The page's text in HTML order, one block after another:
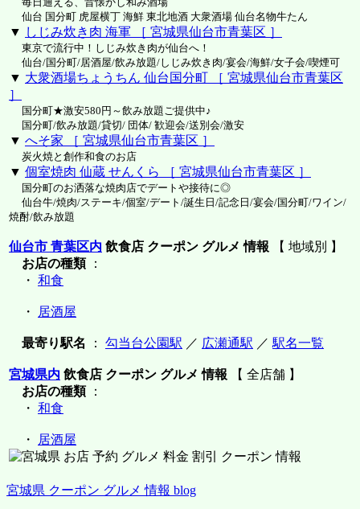
仙台 国分町 虎屋横丁 海鮮 東北地酒 大衆酒場 仙台名物牛たん
▼ しじみ炊き肉 海軍 ［ 宮城県仙台市青葉区 ］
東京で流行中！しじみ炊き肉が仙台へ！
仙台/国分町/居酒屋/飲み放題/しじみ炊き肉/宴会/海鮮/女子会/喫煙可
▼ 大衆酒場ちょうちん 仙台国分町 ［ 宮城県仙台市青葉区
］
国分町★激安580円～飲み放題ご提供中♪
国分町/飲み放題/貸切/ 団体/ 歓迎会/送別会/激安
▼ へそ家 ［ 宮城県仙台市青葉区 ］
炭火焼と創作和食のお店
▼ 個室焼肉 仙蔵 せんくら ［ 宮城県仙台市青葉区 ］
国分町のお洒落な焼肉店でデートや接待に◎
仙台牛/焼肉/ステーキ/個室/デート/誕生日/記念日/宴会/国分町/ワイン/
焼酎/飲み放題
仙台市 青葉区内 飲食店 クーポン グルメ 情報 【 地域別 】
お店の種類：
・ 和食
・ 居酒屋
最寄り駅名 ： 勾当台公園駅 ／ 広瀬通駅 ／ 駅名一覧
宮城県内 飲食店 クーポン グルメ 情報 【 全店舗 】
お店の種類：
・ 和食
・ 居酒屋
宮城県 クーポン グルメ 情報 blog